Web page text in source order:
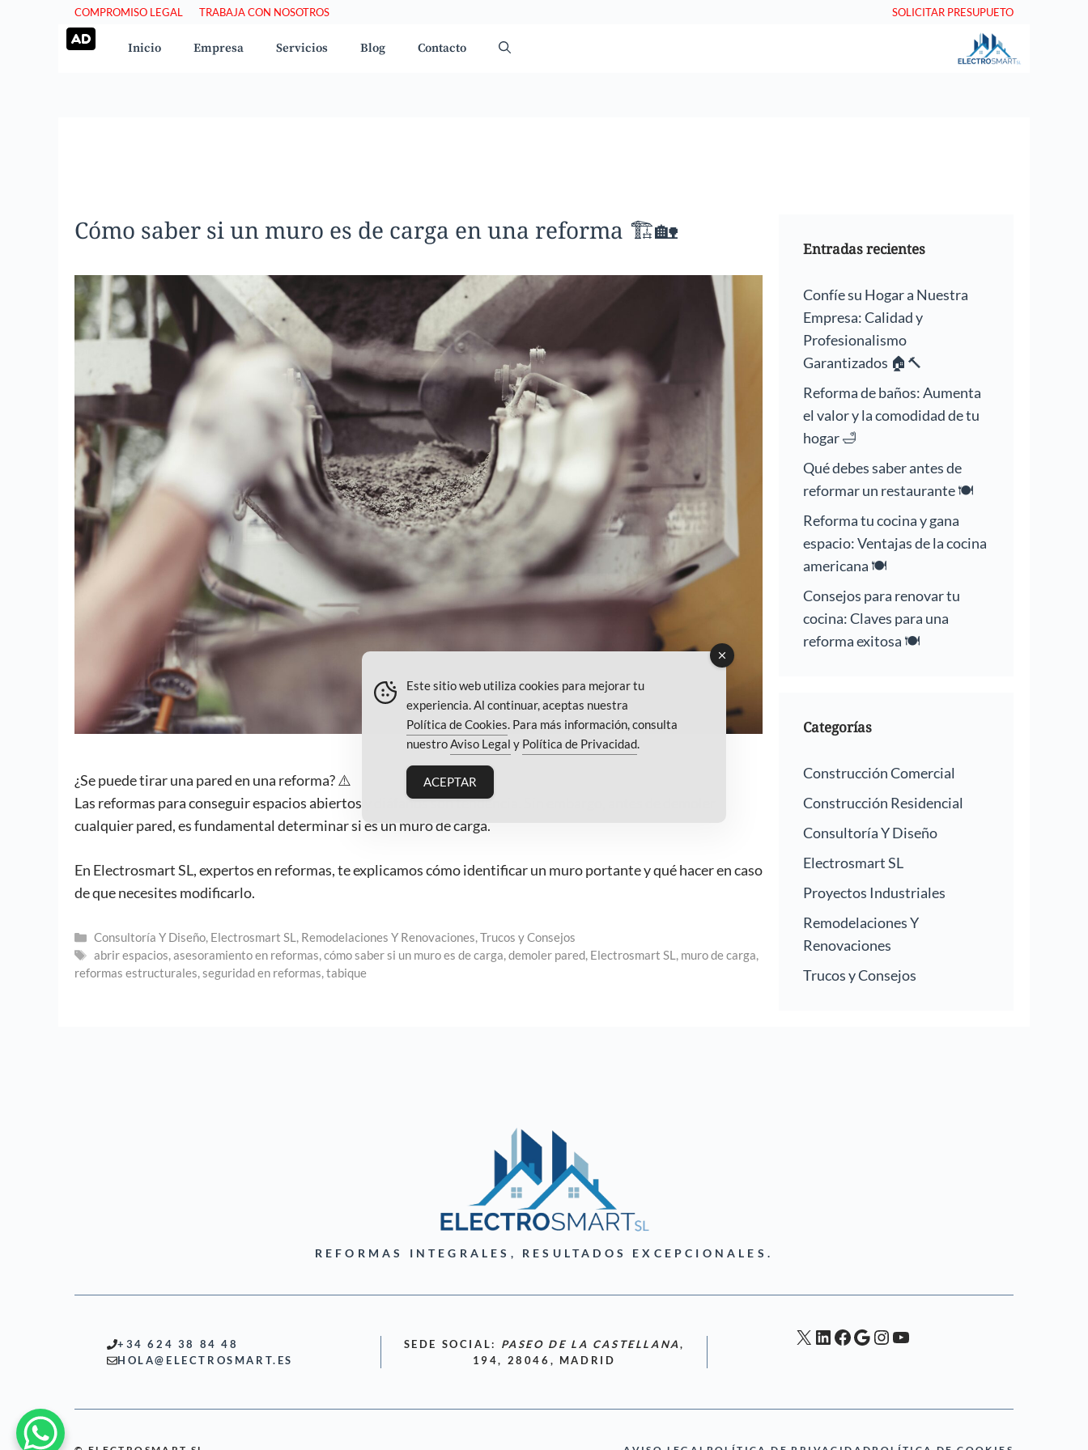
SOLICITAR PRESUPUETO
COMPROMISO LEGAL TRABAJA CON NOSOTROS
Inicio Empresa Servicios Blog Contacto
Cómo saber si un muro es de carga en una reforma 🏗️🏡
¿Se puede tirar una pared en una reforma? ⚠️
Las reformas para conseguir espacios abiertos y diáfanos son tendencia. Sin embargo, antes de demoler
cualquier pared, es fundamental determinar si es un muro de carga.
En Electrosmart SL, expertos en reformas, te explicamos cómo identificar un muro portante y qué hacer en caso
de que necesites modificarlo.
Categorías
Consultoría Y Diseño, Electrosmart SL, Remodelaciones Y Renovaciones,Trucos y Consejos
Etiquetas
abrir espacios,asesoramiento en reformas,cómo saber si un muro es de carga,demoler pared, Electrosmart SL, muro de carga,
reformas estructurales,seguridad en reformas,tabique
Entradas recientes
Confíe su Hogar a Nuestra
Empresa: Calidad y
Profesionalismo
Garantizados 🏠🔨
Reforma de baños: Aumenta
el valor y la comodidad de tu
hogar 🛁
Qué debes saber antes de
reformar un restaurante 🍽️
Reforma tu cocina y gana
espacio: Ventajas de la cocina
americana 🍽️
Consejos para renovar tu
cocina: Claves para una
reforma exitosa 🍽️
Categorías
Construcción Comercial
Construcción Residencial
Consultoría Y Diseño
Electrosmart SL
Proyectos Industriales
Remodelaciones Y
Renovaciones
Trucos y Consejos
REFORMAS INTEGRALES, RESULTADOS EXCEPCIONALES.
+34 624 38 84 48
HOLA@ELECTROSMART.ES
SEDE SOCIAL: PASEO DE LA CASTELLANA,
194, 28046, MADRID
X LinkedIn
Facebook
Google
Instagram
YouTube
Este sitio web utiliza cookies para mejorar tu
experiencia. Al continuar, aceptas nuestra
Política de Cookies . Para más información, consulta
nuestro Aviso Legal y Política de Privacidad
ACEPTAR